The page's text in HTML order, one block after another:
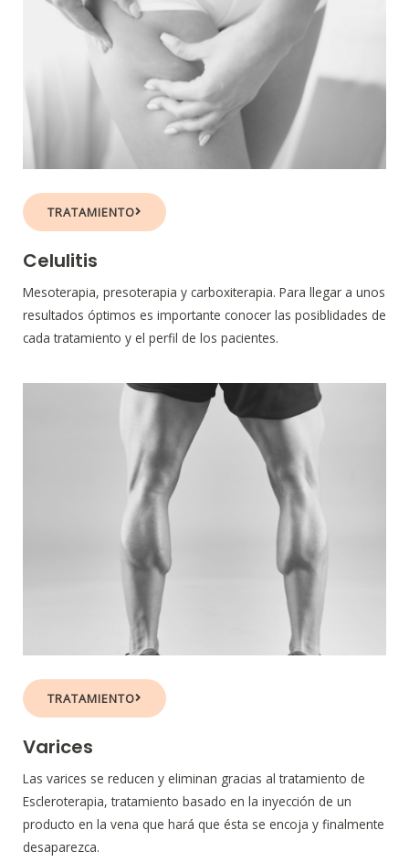
TRATAMIENTO
Celulitis
Mesoterapia, presoterapia y carboxiterapia. Para llegar a unos
resultados óptimos es importante conocer las posiblidades de
cada tratamiento y el perfil de los pacientes.
TRATAMIENTO
Varices
Las varices se reducen y eliminan gracias al tratamiento de
Escleroterapia, tratamiento basado en la inyección de un
producto en la vena que hará que ésta se encoja y finalmente
desaparezca.